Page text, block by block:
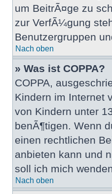
um BeitrÃ¤ge zu
zur VerfÃ¼gung
Benutzergruppen
Nach oben
» Was ist COPPA?
COPPA,
Kindern im Internet
von Kindern unter
benÃ¶tigen. Wenn
einen rechtlichen
anbieten kann und
soll ich mich
Nach oben